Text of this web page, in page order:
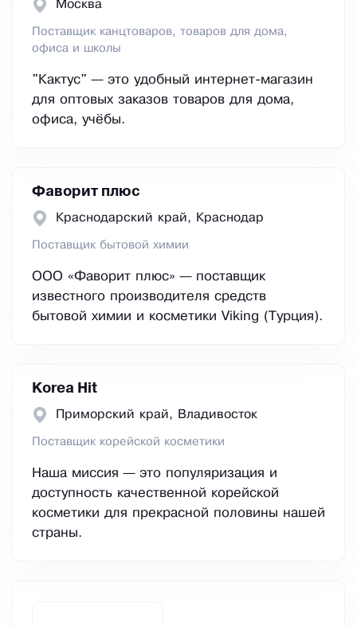
Москва
Поставщик канцтоваров, товаров для дома,
офиса и школы
"Кактус" — это удобный интернет-магазин
для оптовых заказов товаров для дома,
офиса, учёбы.
Фаворит плюс
Краснодарский край, Краснодар
Поставщик бытовой химии
ООО «Фаворит плюс» — поставщик
известного производителя средств
бытовой химии и косметики Viking (Турция).
Korea Hit
Приморский край, Владивосток
Поставщик корейской косметики
Наша миссия — это популяризация и
доступность качественной корейской
косметики для прекрасной половины нашей
страны.